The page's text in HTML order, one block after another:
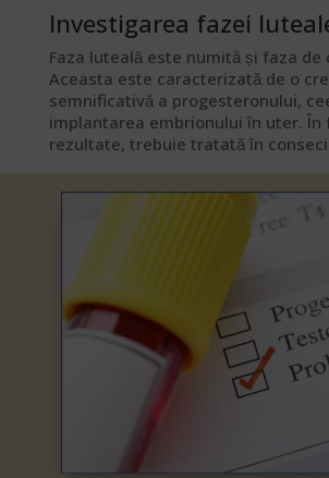
Investigarea fazei
Faza luteală este numită și faza de
Aceasta este caracterizată de o
semnificativă a progesteronului,
implantarea embrionului în uter. În
rezultate, trebuie tratată în